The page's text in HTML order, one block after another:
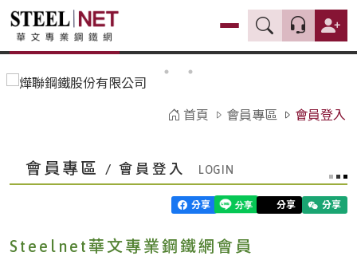
首頁 會員專區 會員登入
會員專區 / 會員登入
分享 分享 分享
Steelnet華文專業鋼鐵網會員